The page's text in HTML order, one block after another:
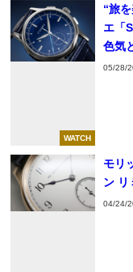
WATCH
“旅
エ「
色気
05/28/
モリ
ン リ
04/24/